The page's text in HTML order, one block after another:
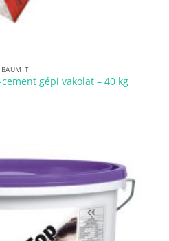
BAUMIT
gépi vakolat – 40 kg